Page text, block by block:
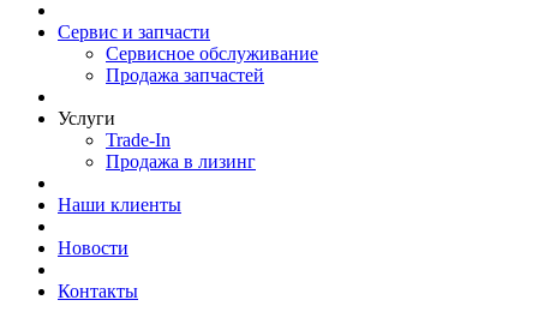
Сервис и запчасти
Сервисное обслуживание
Продажа запчастей
Услуги
Trade-In
Продажа в лизинг
Наши клиенты
Новости
Контакты